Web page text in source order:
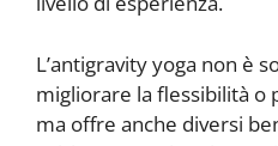
L’antigravity yoga non è
migliorare la flessibilità o
ma offre anche diversi